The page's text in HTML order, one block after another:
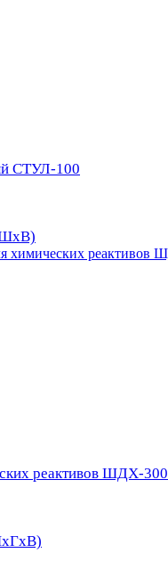
СТУЛ-100
реактивов ШДХ-300